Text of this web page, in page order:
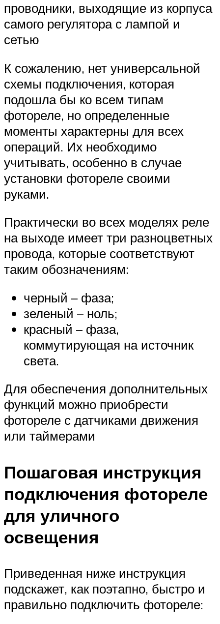
проводники, выходящие из корпуса
самого регулятора с лампой и
сетью
К сожалению, нет универсальной
схемы подключения, которая
подошла бы ко всем типам
фотореле, но определенные
моменты характерны для всех
операций. Их необходимо
учитывать, особенно в случае
установки фотореле своими
руками.
Практически во всех моделях реле
на выходе имеет три разноцветных
провода, которые соответствуют
таким обозначениям:
черный – фаза;
зеленый – ноль;
красный – фаза,
коммутирующая на источник
света.
Для обеспечения дополнительных
функций можно приобрести
фотореле с датчиками движения
или таймерами
Пошаговая инструкция
подключения фотореле
для уличного
освещения
Приведенная ниже инструкция
подскажет, как поэтапно, быстро и
правильно подключить фотореле: